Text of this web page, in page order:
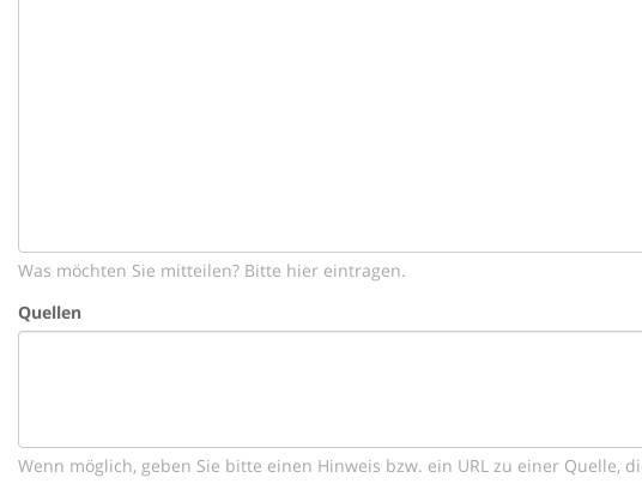
Was möchten Sie mitteilen? Bitte hier eintragen.
Quellen
Wenn möglich, geben Sie bitte einen Hinweis bzw. ein URL zu einer Quelle,